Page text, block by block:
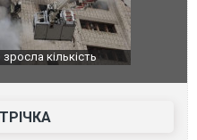
закидали яйцями
Приїхав
до
зіркового